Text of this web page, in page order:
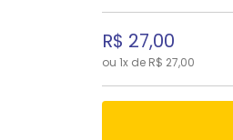
R$ 27,00
ou 1x de R$ 27,00